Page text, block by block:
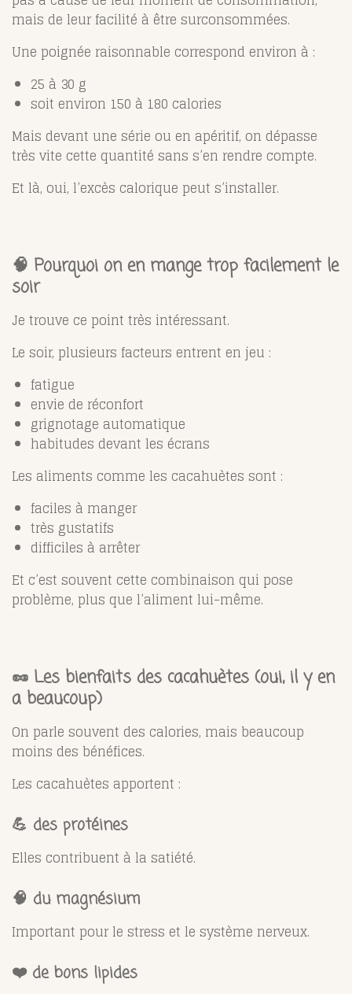
mais de leur facilité à être surconsommées.
Une poignée raisonnable correspond environ à :
25 à 30 g
soit environ 150 à 180 calories
Mais devant une série ou en apéritif, on dépasse
très vite cette quantité sans s’en rendre compte.
Et là, oui, l’excès calorique peut s’installer.
🧠 Pourquoi on en mange trop facilement le
soir
Je trouve ce point très intéressant.
Le soir, plusieurs facteurs entrent en jeu :
fatigue
envie de réconfort
grignotage automatique
habitudes devant les écrans
Les aliments comme les cacahuètes sont :
faciles à manger
très gustatifs
difficiles à arrêter
Et c’est souvent cette combinaison qui pose
problème, plus que l’aliment lui-même.
🥜 Les bienfaits des cacahuètes (oui, il y en
a beaucoup)
On parle souvent des calories, mais beaucoup
moins des bénéfices.
Les cacahuètes apportent :
💪 des protéines
Elles contribuent à la satiété.
🧠 du magnésium
Important pour le stress et le système nerveux.
❤️ de bons lipides